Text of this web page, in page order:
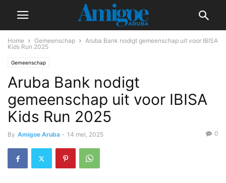
Home Gemeenschap
Aruba Bank nodigt gemeenschap uit voor IBISA
Kids Run 2025
Gemeenschap
Aruba Bank nodigt
gemeenschap uit voor IBISA
Kids Run 2025
By Amigoe Aruba - 14 mei, 2025 0